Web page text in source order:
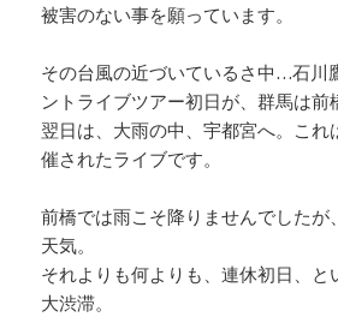
被害のない事を願っています。
その台風の近づいているさ中…石川
ントライブツアー初日が、群馬は前
翌日は、大雨の中、宇都宮へ。これ
催されたライブです。
前橋では雨こそ降りませんでしたが
天気。
それよりも何よりも、連休初日、と
大渋滞。